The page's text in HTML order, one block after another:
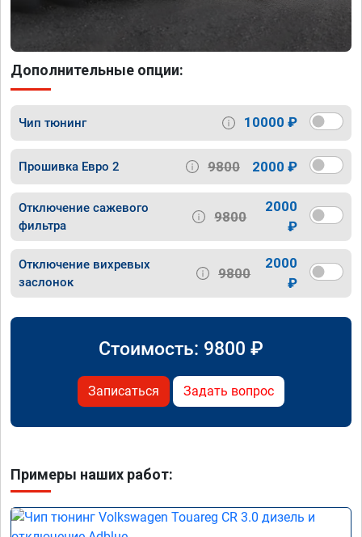
Дополнительные опции:
Чип тюнинг 10000 ₽
Прошивка Евро 2 9800 2000 ₽
Отключение сажевого
фильтра
9800
2000
₽
Отключение вихревых
заслонок
9800
2000
₽
Стоимость: 9800 ₽
Записаться Задать вопрос
Примеры наших работ: